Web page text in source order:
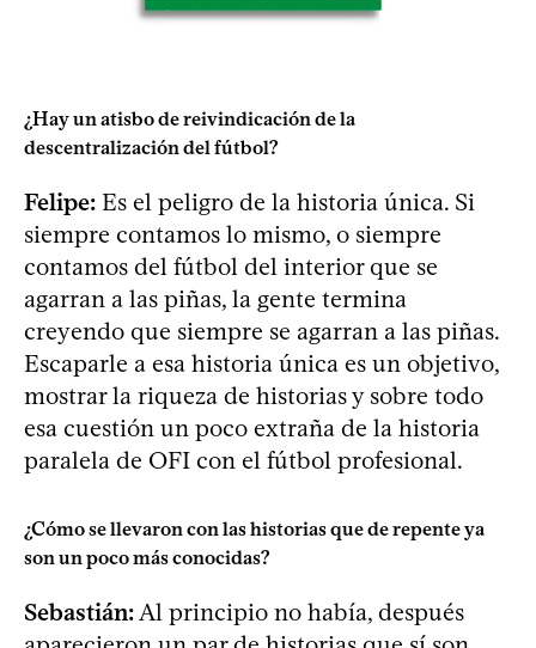
¿Hay un atisbo de reivindicación de la
descentralización del fútbol?
Felipe: Es el peligro de la historia única. Si
siempre contamos lo mismo, o siempre
contamos del fútbol del interior que se
agarran a las piñas, la gente termina
creyendo que siempre se agarran a las piñas.
Escaparle a esa historia única es un objetivo,
mostrar la riqueza de historias y sobre todo
esa cuestión un poco extraña de la historia
paralela de OFI con el fútbol profesional.
¿Cómo se llevaron con las historias que de repente ya
son un poco más conocidas?
Sebastián:Al principio no había, después